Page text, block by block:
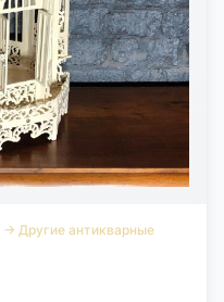
→ Другие антикварные